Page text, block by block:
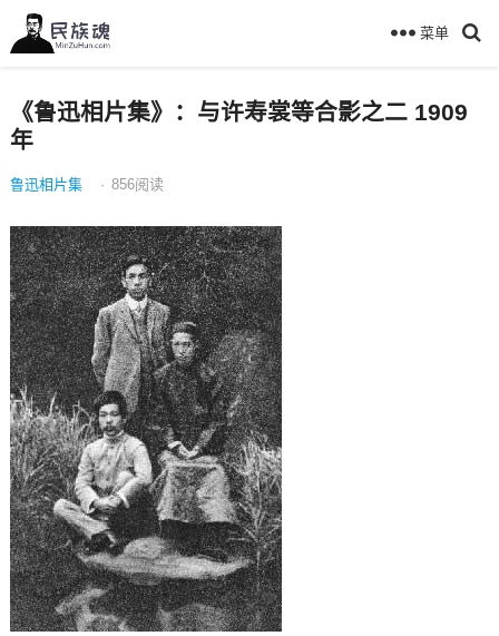
菜单
《鲁迅相片集》：与许寿裳等合影之二 1909
年
鲁迅相片集 · 856阅读